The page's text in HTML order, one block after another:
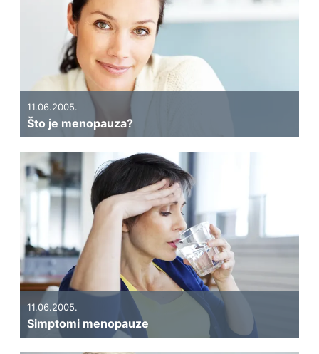
11.06.2005.
Što je menopauza?
11.06.2005.
Simptomi menopauze